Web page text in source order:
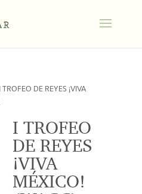
DE REYES ¡VIVA
I TROFEO
DE REYES
¡VIVA
MÉXICO!